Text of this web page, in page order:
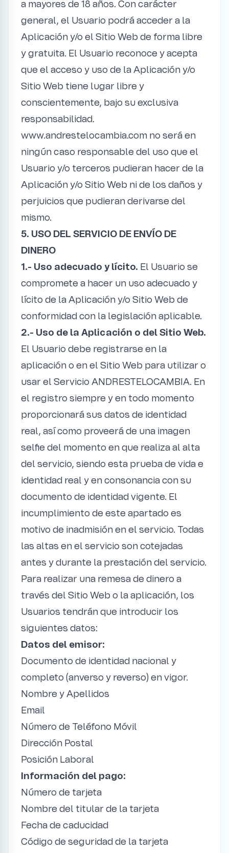
a mayores de 18 años. Con carácter
general, el Usuario podrá acceder a la
Aplicación y/o el Sitio Web de forma libre
y gratuita. El Usuario reconoce y acepta
que el acceso y uso de la Aplicación y/o
Sitio Web tiene lugar libre y
conscientemente, bajo su exclusiva
responsabilidad.
www.andrestelocambia.com no será en
ningún caso responsable del uso que el
Usuario y/o terceros pudieran hacer de la
Aplicación y/o Sitio Web ni de los daños y
perjuicios que pudieran derivarse del
mismo.
5. USO DEL SERVICIO DE ENVÍO DE
DINERO
1.- Uso adecuado y lícito. El Usuario se
compromete a hacer un uso adecuado y
lícito de la Aplicación y/o Sitio Web de
conformidad con la legislación aplicable.
2.- Uso de la Aplicación o del Sitio Web.
El Usuario debe registrarse en la
aplicación o en el Sitio Web para utilizar o
usar el Servicio ANDRESTELOCAMBIA. En
el registro siempre y en todo momento
proporcionará sus datos de identidad
real, así como proveerá de una imagen
selfie del momento en que realiza al alta
del servicio, siendo esta prueba de vida e
identidad real y en consonancia con su
documento de identidad vigente. El
incumplimiento de este apartado es
motivo de inadmisión en el servicio. Todas
las altas en el servicio son cotejadas
antes y durante la prestación del servicio.
Para realizar una remesa de dinero a
través del Sitio Web o la aplicación, los
Usuarios tendrán que introducir los
siguientes datos:
Datos del emisor:
Documento de identidad nacional y
completo (anverso y reverso) en vigor.
Nombre y Apellidos
Email
Número de Teléfono Móvil
Dirección Postal
Posición Laboral
Información del pago:
Número de tarjeta
Nombre del titular de la tarjeta
Fecha de caducidad
Código de seguridad de la tarjeta